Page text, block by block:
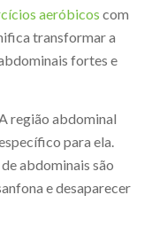
aeróbicos com
transformar a
fortes e
região abdominal
para ela.
abdominais são
e desaparecer